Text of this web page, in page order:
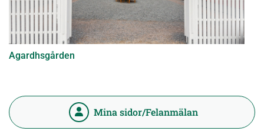
Agardhsgården
Mina sidor/Felanmälan